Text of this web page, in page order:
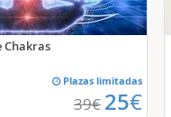
Chakras
Plazas limitadas
39€ 25€